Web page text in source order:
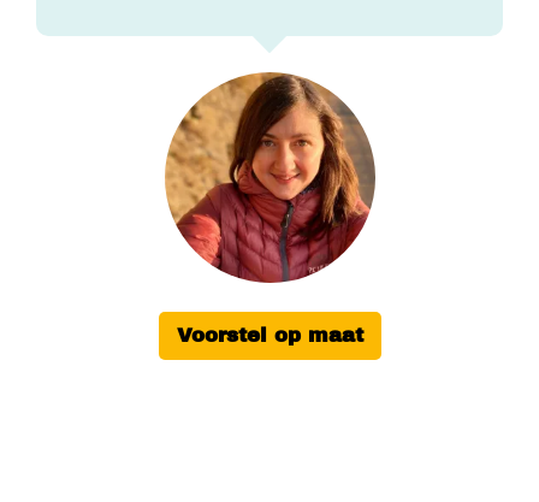
Voorstel op maat